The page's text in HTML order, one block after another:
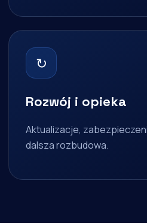
↻
Rozwój i opieka
Aktualizacje,
dalsza rozbudowa.